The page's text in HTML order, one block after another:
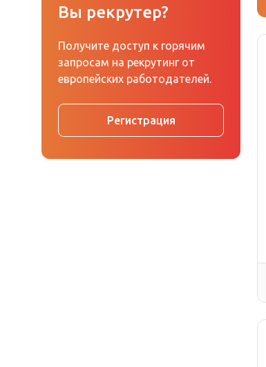
Вы рекрутер?
Получите доступ к горячим
запросам на рекрутинг от
европейских работодателей.
Регистрация